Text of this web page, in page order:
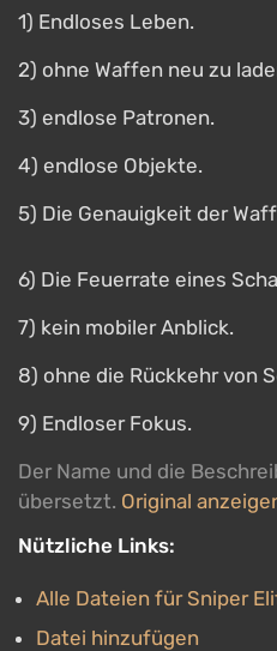
1) Endloses Leben.
2) ohne Waffen neu zu
3) endlose Patronen.
4) endlose Objekte.
5) Die Genauigkeit der
6) Die Feuerrate eines
7) kein mobiler Anblick.
8) ohne die Rückkehr von
9) Endloser Fokus.
Der Name und die
übersetzt. Original
Nützliche Links:
Alle Dateien für Sniper
Datei hinzufügen